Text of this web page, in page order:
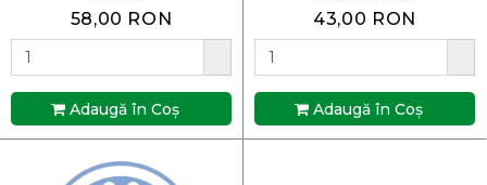
58,00 RON
Adaugă în Coş
43,00 RON
Adaugă în Coş